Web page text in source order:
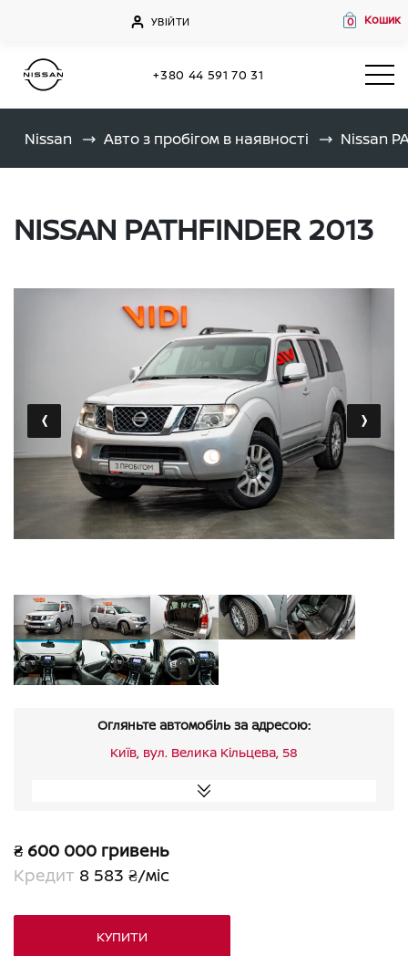
УВІЙТИ 0 Кошик
+380 44 591 70 31
Nissan Авто з пробігом в наявності Nissan
NISSAN PATHFINDER 2013
‹ ›
Огляньте автомобіль за адресою:
Київ, вул. Велика Кільцева, 58
₴ 600 000 гривень
Кредит 8 583 ₴/міс
КУПИТИ